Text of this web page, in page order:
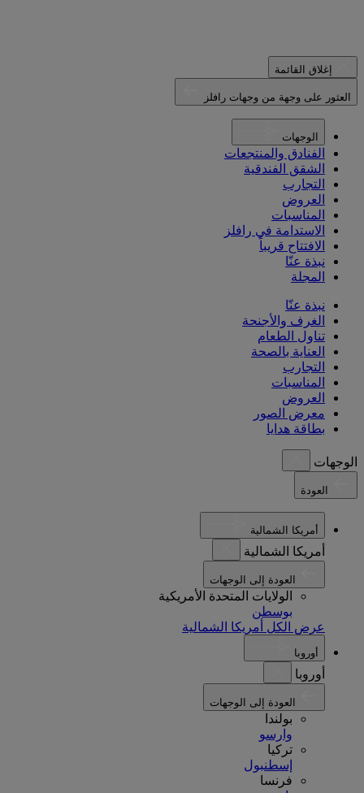
إغلاق القائمة
العثور على وجهة من وجهات رافلز
الوجهات
الفنادق والمنتجعات
الشقق الفندقية
التجارب
العروض
المناسبات
الاستدامة في رافلز
الافتتاح قريباً
نبذة عنّا
المجلة
نبذة عنّا
الغرف والأجنحة
تناول الطعام
العناية بالصحة
التجارب
المناسبات
العروض
معرض الصور
بطاقة هدايا
الوجهات
أمريكا الشمالية
أمريكا الشمالية
الولايات المتحدة الأمريكية
بوسطن
عرض الكل أمريكا الشمالية
أوروبا
أوروبا
بولندا
وارسو
تركيا
إسطنبول
فرنسا